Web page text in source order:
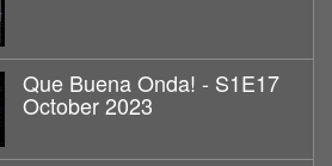
Que Buena Onda! - S1E17
October 2023